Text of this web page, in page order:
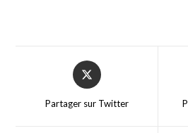
Partager sur Twitter